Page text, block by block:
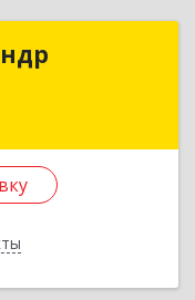
ул, дом № 5